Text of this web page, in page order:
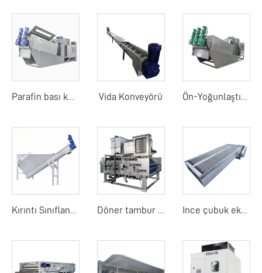
Parafin bası kurutucu Vida Konveyörü Ön-Yoğunlaştırma Şerit Çamur Su Ayırıcı
Kırıntı Sınıflandırıcı Döner tambur bant filtre basıncı Ince çubuk ekranı